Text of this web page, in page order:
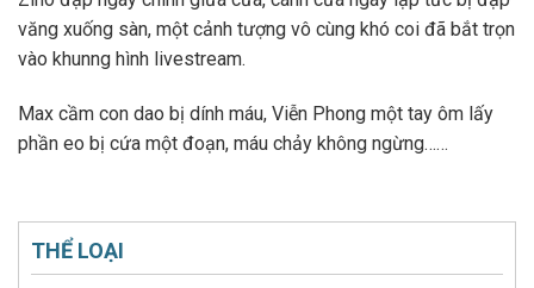
văng xuống sàn, một cảnh tượng vô cùng khó coi đã bắt trọn
vào khunng hình livestream.
Max cầm con dao bị dính máu, Viễn Phong một tay ôm lấy
phần eo bị cứa một đoạn, máu chảy không ngừng……
THỂ LOẠI